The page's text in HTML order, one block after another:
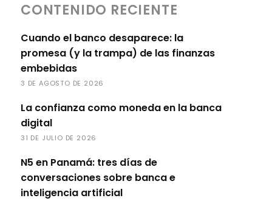
CONTENIDO RECIENTE
Cuando el banco desaparece: la
promesa (y la trampa) de las finanzas
embebidas
3 DE AGOSTO DE 2026
La confianza como moneda en la banca
digital
31 DE JULIO DE 2026
N5 en Panamá: tres días de
conversaciones sobre banca e
inteligencia artificial